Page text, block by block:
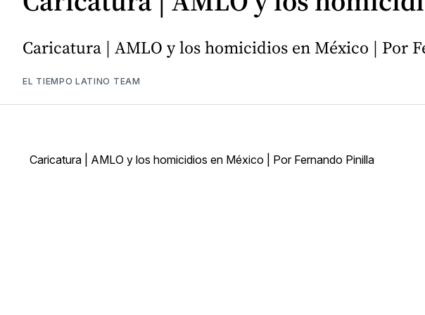
Caricatura | AMLO y los homicidios en México | Por
EL TIEMPO LATINO TEAM
Caricatura | AMLO y los homicidios en México | Por Fernando Pinilla